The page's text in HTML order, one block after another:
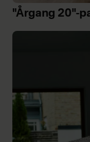
"Årgang 20"-